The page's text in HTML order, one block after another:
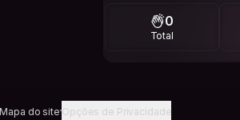
0
Total
Mapa do siteOpções de Privacidade